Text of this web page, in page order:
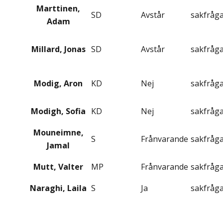
Marttinen,
Adam
SD Avstår
Millard, Jonas SD Avstår
Modig, Aron KD Nej
Modigh, Sofia KD Nej
Mouneimne,
Jamal
S Frånvarande
Mutt, Valter MP Frånvarande
Naraghi, Laila S Ja